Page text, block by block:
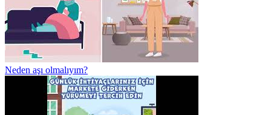
Neden aşı olmalıyım?